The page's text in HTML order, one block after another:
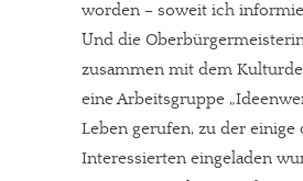
worden – soweit ich
Und die
zusammen mit dem
eine Arbeitsgruppe
Leben gerufen, zu der einige
Interessierten eingeladen